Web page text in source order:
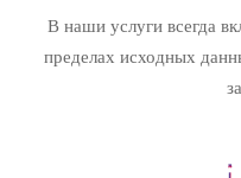
В наши услуги всегда
пределах исходных